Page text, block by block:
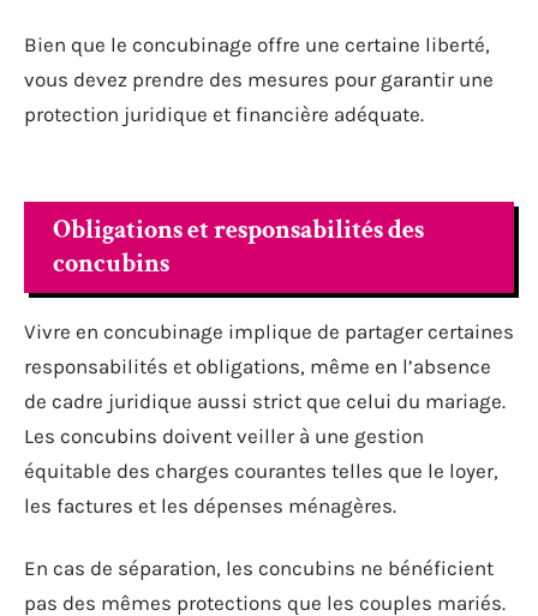
Bien que le concubinage offre une certaine liberté,
vous devez prendre des mesures pour garantir une
protection juridique et financière adéquate.
Obligations et responsabilités des
concubins
Vivre en concubinage implique de partager certaines
responsabilités et obligations, même en l’absence
de cadre juridique aussi strict que celui du mariage.
Les concubins doivent veiller à une gestion
équitable des charges courantes telles que le loyer,
les factures et les dépenses ménagères.
En cas de séparation, les concubins ne bénéficient
pas des mêmes protections que les couples mariés.